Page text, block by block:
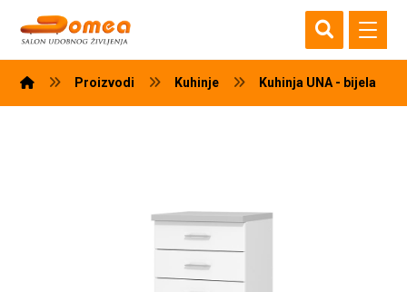
Proizvodi Kuhinje Kuhinja UNA - bijela